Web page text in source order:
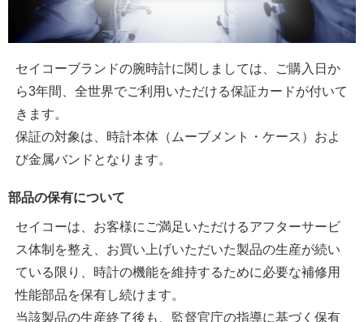
セイコーブランドの腕時計に関しましては、ご購入日か
ら3年間、全世界でご利用いただける保証カードが付いて
きます。
保証の対象は、時計本体（ムーブメント・ケース）およ
び金属バンドとなります。
部品の保有について
セイコーは、お客様にご満足いただけるアフターサービ
ス体制を整え、お買い上げいただいた製品の生産が続い
ている限り、時計の機能を維持するために必要な補修用
性能部品を保有し続けます。
当該製品の生産終了後も、監督官庁の指導に基づく保有